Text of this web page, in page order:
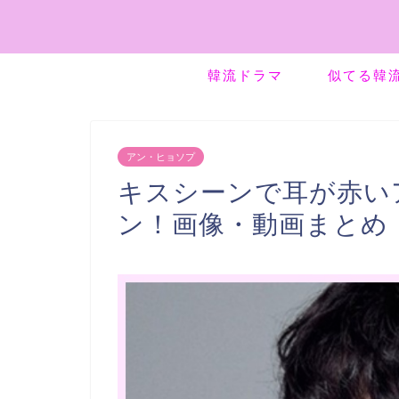
韓流ドラマ 似てる韓
アン・ヒョソプ
キスシーンで耳が赤
ン！画像・動画まとめ